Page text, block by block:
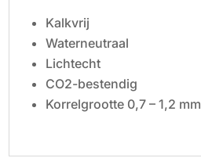
Kalkvrij
Waterneutraal
Lichtecht
CO2-bestendig
Korrelgrootte 0,7 – 1,2 mm